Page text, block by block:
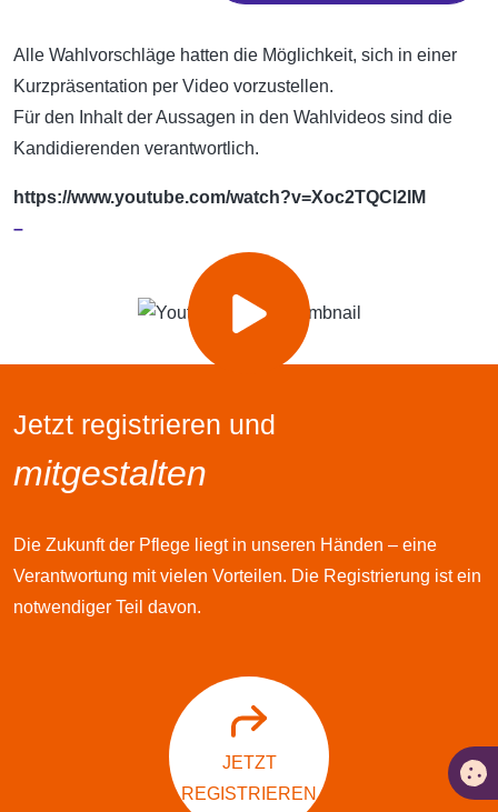
Alle Wahlvorschläge hatten die Möglichkeit, sich in einer
Kurzpräsentation per Video vorzustellen.
Für den Inhalt der Aussagen in den Wahlvideos sind die
Kandidierenden verantwortlich.
https://www.youtube.com/watch?v=Xoc2TQCl2lM
–
Jetzt registrieren und
mitgestalten
Die Zukunft der Pflege liegt in unseren Händen – eine
Verantwortung mit vielen Vorteilen. Die Registrierung ist ein
notwendiger Teil davon.
JETZT
REGISTRIEREN